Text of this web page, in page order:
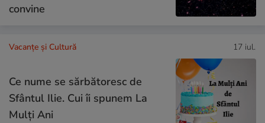
convine
Vacanțe și Cultură 17 iul.
Ce nume se sărbătoresc de
Sfântul Ilie. Cui îi spunem La
Mulți Ani